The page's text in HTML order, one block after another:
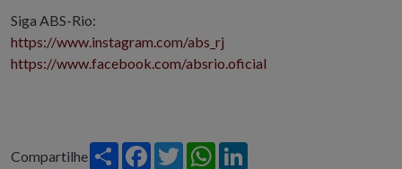
Siga ABS-Rio:
https://www.instagram.com/abs_rj
https://www.facebook.com/absrio.oficial
Compartilhe Share Facebook
TwitterWhatsApp